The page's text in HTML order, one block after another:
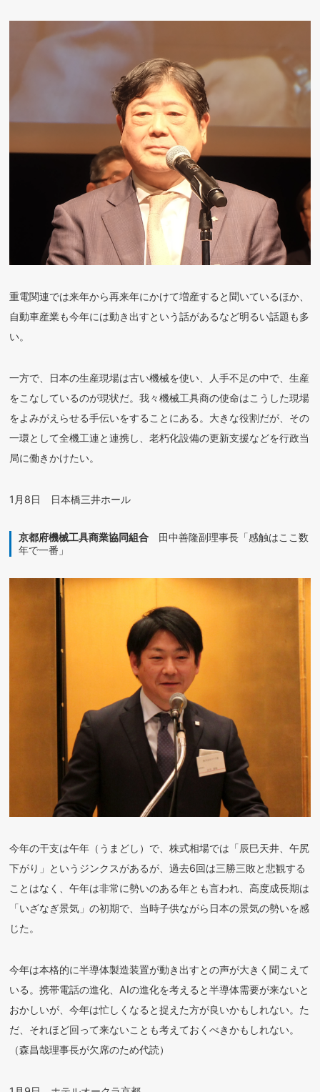
重電関連では来年から再来年にかけて増産すると聞いているほか、
自動車産業も今年には動き出すという話があるなど明るい話題も多
い。
一方で、日本の生産現場は古い機械を使い、人手不足の中で、生産
をこなしているのが現状だ。我々機械工具商の使命はこうした現場
をよみがえらせる手伝いをすることにある。大きな役割だが、その
一環として全機工連と連携し、老朽化設備の更新支援などを行政当
局に働きかけたい。
1月8日 日本橋三井ホール
京都府機械工具商業協同組合 田中善隆副理事長「感触はここ数
年で一番」
今年の干支は午年（うまどし）で、株式相場では「辰巳天井、午尻
下がり」というジンクスがあるが、過去6回は三勝三敗と悲観する
ことはなく、午年は非常に勢いのある年とも言われ、高度成長期は
「いざなぎ景気」の初期で、当時子供ながら日本の景気の勢いを感
じた。
今年は本格的に半導体製造装置が動き出すとの声が大きく聞こえて
いる。携帯電話の進化、AIの進化を考えると半導体需要が来ないと
おかしいが、今年は忙しくなると捉えた方が良いかもしれない。た
だ、それほど回って来ないことも考えておくべきかもしれない。
（森昌哉理事長が欠席のため代読）